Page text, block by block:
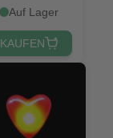
Auf Lager
KAUFEN